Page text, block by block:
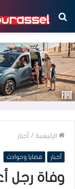
بحث
عن
الرئيسية / أخبار
أخبار قضايا وحوادث
وفاة رجل